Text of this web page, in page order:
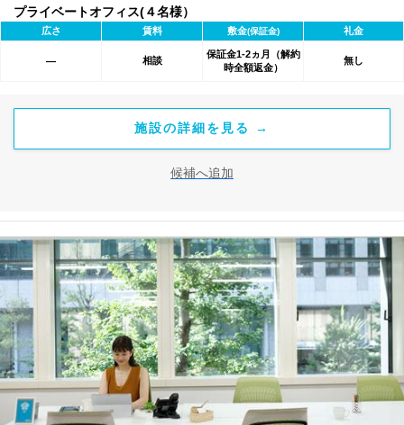
プライベートオフィス(４名様）
広さ 賃料 敷金(保証金) 礼金
― 相談
保証金1-2ヵ月（解約
時全額返金）
無し
施設の詳細を見る →
候補へ追加